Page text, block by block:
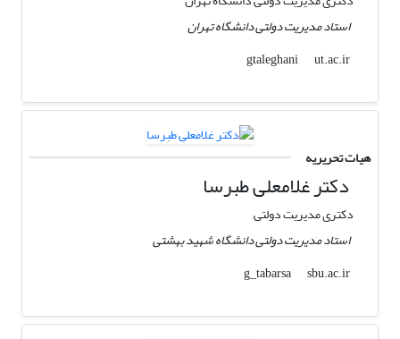
استاد مدیریت دولتی دانشگاه تهران
gtaleghani
ut.ac.ir
هیات تحریریه
دکتر غلامعلی طبرسا
دکتری مدیریت دولتی
استاد مدیریت دولتی دانشگاه شهید بهشتی
g_tabarsa
sbu.ac.ir